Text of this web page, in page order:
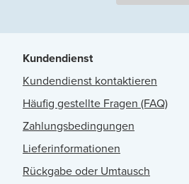
Kundendienst
Kundendienst kontaktieren
Häufig gestellte Fragen (FAQ)
Zahlungsbedingungen
Lieferinformationen
Rückgabe oder Umtausch